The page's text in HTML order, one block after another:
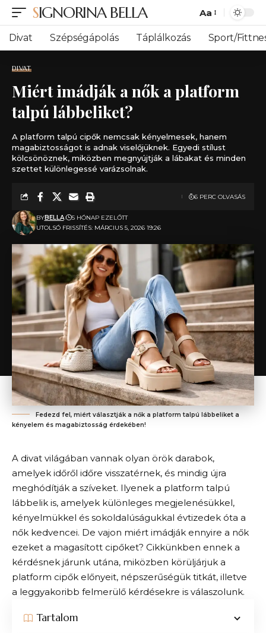
SIGNORINA BELLA
Font
Resizer
Aa
Divat Szépségápolás Táplálkozás Sport/
DIVAT
Miért imádják a nők a platform
talpú lábbeliket?
A platform talpú cipők nemcsak kényelmesek, hanem
magabiztosságot is adnak viselőjüknek. Egyedi stílust
kölcsönöznek, miközben megnyújtják a lábakat és minden
szettet különlegessé varázsolnak.
UTOLSÓ FRISSÍTÉS: MÁRCIUS 5, 2026 19:26
BYBELLA 5 HÓNAP EZELŐTT
6 PERC OLVASÁS
Fedezd fel, miért választják a nők a platform talpú lábbeliket a
kényelem és magabiztosság érdekében!
A divat világában vannak olyan örök darabok,
amelyek időről időre visszatérnek, és mindig újra
meghódítják a szíveket. Ilyenek a platform talpú
lábbelik is, amelyek különleges megjelenésükkel,
kényelmükkel és sokoldalúságukkal évtizedek óta a
nők kedvencei. De vajon miért imádják ennyire a nők
ezeket a magasított cipőket? Cikkünkben ennek a
kérdésnek járunk utána, miközben körüljárjuk a
platform cipők előnyeit, népszerűségük titkát, illetve
a leggyakoribb felmerülő kérdésekre is válaszolunk.
Tartalom